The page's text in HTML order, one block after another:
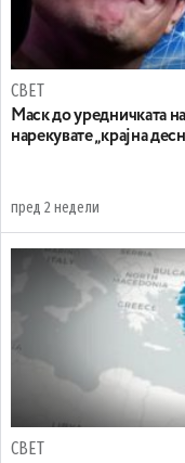
СВЕТ
Маск до уредничката
нарекувате „крајна
пред 2 недели
СВЕТ